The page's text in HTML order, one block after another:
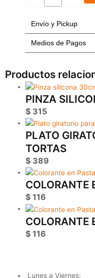
Envío y Pickup
Medios de Pagos
Productos
PINZA
$ 315
PLATO
TORTAS
$ 389
COLORANTE
$ 116
COLORANTE
$ 116
Lunes a Viernes: